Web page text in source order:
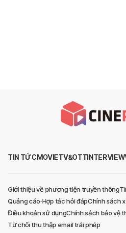
TIN TỨCMOVIETV&OTTINTERVIEW
Giới thiệu về phương tiện truyền thông
Quảng cáo·Hợp tác hỏi đápChính sách
Điều khoản sử dụngChính sách bảo vệ
Từ chối thu thập email trái phép